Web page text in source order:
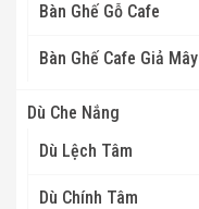
Bàn Ghế Gỗ Cafe
Bàn Ghế Cafe Giả Mây
Dù Che Nắng
Dù Lệch Tâm
Dù Chính Tâm